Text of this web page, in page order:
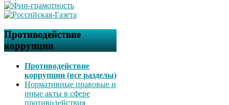
Противодействие
коррупции
Противодействие
коррупции (все разделы)
Нормативные правовые и
иные акты в сфере
противодействия